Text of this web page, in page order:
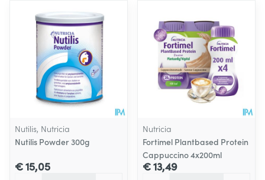
Nutilis, Nutricia
Nutilis Powder 300g
€ 15,05
Nutricia
Fortimel Plantbased Protein
Cappuccino 4x200ml
€ 13,49